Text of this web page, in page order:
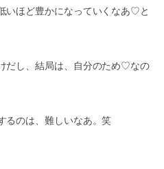
いほど豊かになっていくなあ♡と
だし、結局は、自分のため♡なの
るのは、難しいなあ。笑